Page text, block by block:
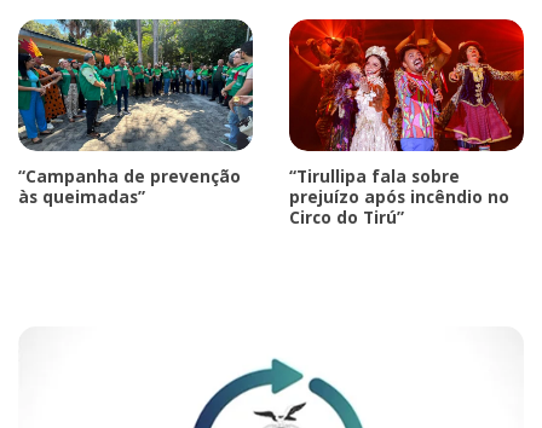
“Campanha de prevenção
às queimadas”
“Tirullipa fala sobre
prejuízo após incêndio no
Circo do Tirú”